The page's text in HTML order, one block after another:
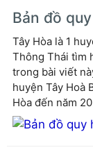
Bản đồ
Tây Hòa là 1
Thông Thái tìm
trong bài viết
huyện Tây Hoà
Hòa đến năm